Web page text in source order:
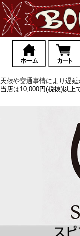
天候や交通事情により遅延
当店は10,000円(税抜)以上